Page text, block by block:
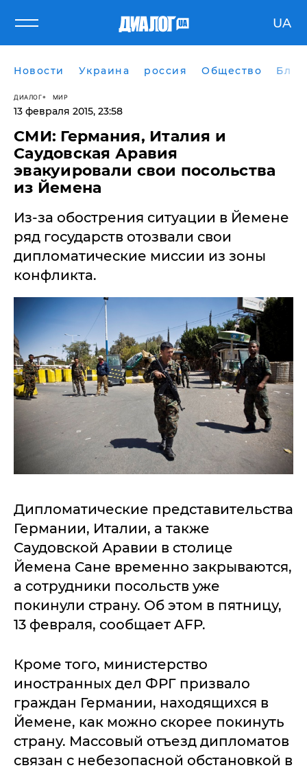
UA
Новости Украина россия Общество
ДИАЛОГ МИР
13 февраля 2015, 23:58
СМИ: Германия, Италия и
Саудовская Аравия
эвакуировали свои посольства
из Йемена
Из-за обострения ситуации в Йемене
ряд государств отозвали свои
дипломатические миссии из зоны
конфликта.
Дипломатические представительства
Германии, Италии, а также
Саудовской Аравии в столице
Йемена Сане временно закрываются,
а сотрудники посольств уже
покинули страну. Об этом в пятницу,
13 февраля, сообщает AFP.
Кроме того, министерство
иностранных дел ФРГ призвало
граждан Германии, находящихся в
Йемене, как можно скорее покинуть
страну. Массовый отъезд дипломатов
связан с небезопасной обстановкой в